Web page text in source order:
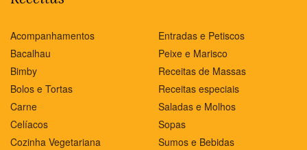
Acompanhamentos
Bacalhau
Bimby
Bolos e Tortas
Carne
Celíacos
Cozinha Vegetariana
Entradas e Petiscos
Peixe e Marisco
Receitas de Massas
Receitas especiais
Saladas e Molhos
Sopas
Sumos e Bebidas